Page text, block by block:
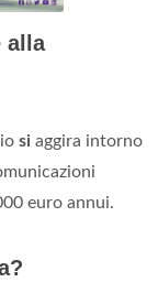
alla
si aggira intorno
euro annui.